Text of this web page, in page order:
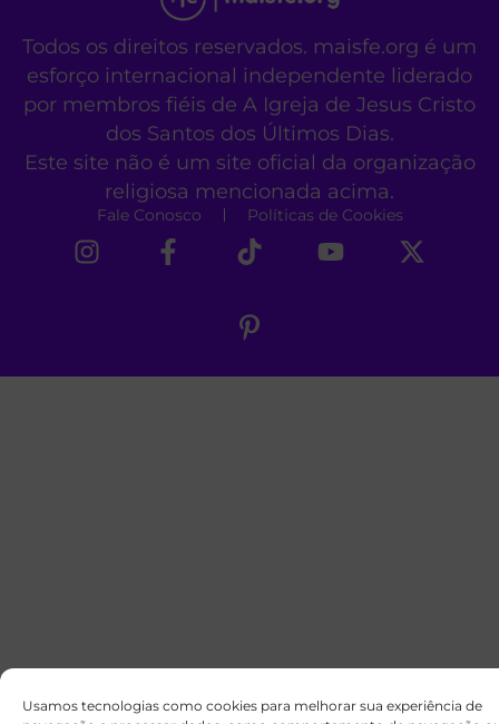
Usamos tecnologias como cookies para melhorar sua experiência de
Todos os direitos reservados. maisfe.org é um
esforço internacional independente liderado
por membros fiéis de A Igreja de Jesus Cristo
dos Santos dos Últimos Dias.
Este site não é um site oficial da organização
religiosa mencionada acima.
Fale Conosco Políticas de Cookies